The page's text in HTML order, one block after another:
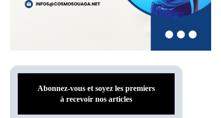
Abonnez-vous et soyez les premiers
à recevoir nos articles